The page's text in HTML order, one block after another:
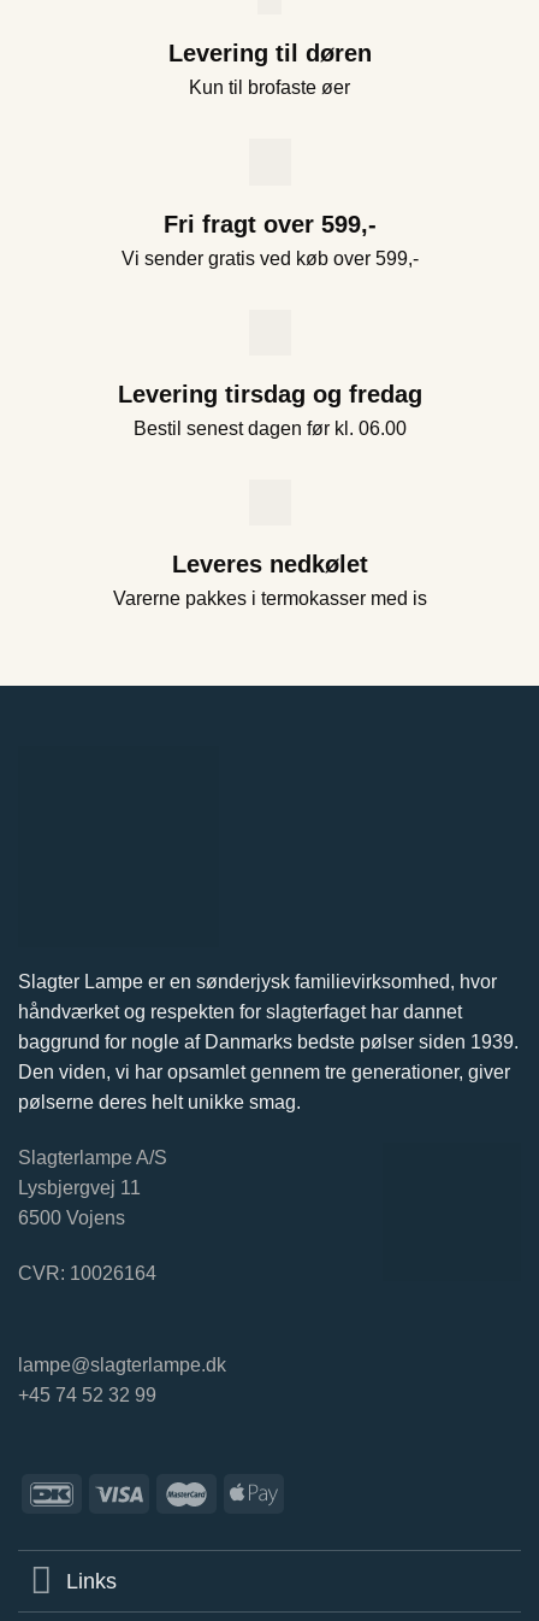
Levering til døren
Kun til brofaste øer
Fri fragt over 599,-
Vi sender gratis ved køb over 599,-
Levering tirsdag og fredag
Bestil senest dagen før kl. 06.00
Leveres nedkølet
Varerne pakkes i termokasser med is
Slagter Lampe er en sønderjysk familievirksomhed, hvor
håndværket og respekten for slagterfaget har dannet
baggrund for nogle af Danmarks bedste pølser siden 1939.
Den viden, vi har opsamlet gennem tre generationer, giver
pølserne deres helt unikke smag.
Slagterlampe A/S
Lysbjergvej 11
6500 Vojens
CVR: 10026164
lampe@slagterlampe.dk
+45 74 52 32 99
Links